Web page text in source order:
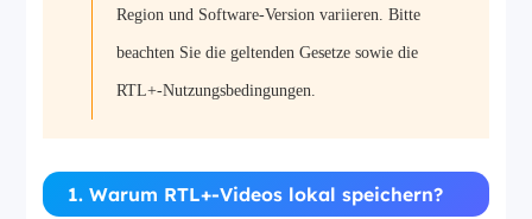
Region und Software-Version variieren. Bitte
beachten Sie die geltenden Gesetze sowie die
RTL+-Nutzungsbedingungen.
1. Warum RTL+-Videos lokal speichern?